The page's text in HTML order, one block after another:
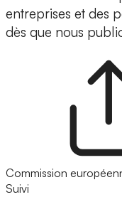
entreprises et des
dès que nous
Commission
Suivi